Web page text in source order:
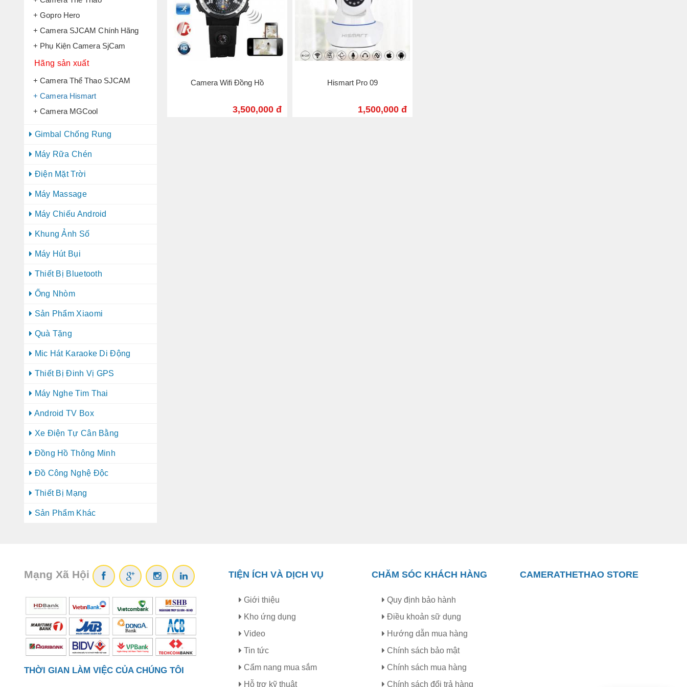
+ Gopro Hero
+ Camera SJCAM Chính Hãng
+ Phụ Kiện Camera SjCam
Hãng sản xuất
+ Camera Thể Thao SJCAM
+ Camera Hismart
+ Camera MGCool
Gimbal Chống Rung
Máy Rữa Chén
Điện Mặt Trời
Máy Massage
Máy Chiếu Android
Khung Ảnh Số
Máy Hút Bụi
Thiết Bị Bluetooth
Ống Nhòm
Sản Phẩm Xiaomi
Quà Tặng
Mic Hát Karaoke Di Động
Thiết Bị Đinh Vị GPS
Máy Nghe Tim Thai
Android TV Box
Xe Điện Tự Cân Bằng
Đồng Hồ Thông Minh
Đồ Công Nghệ Độc
Thiết Bị Mạng
Sản Phẩm Khác
Camera Wifi Đồng Hồ
3,500,000 đ
Hismart Pro 09
1,500,000 đ
Mạng Xã Hội
THỜI GIAN LÀM VIỆC CỦA CHÚNG TÔI
TIỆN ÍCH VÀ DỊCH VỤ
Giới thiệu
Kho ứng dụng
Video
Tin tức
Cẩm nang mua sắm
Hỗ trợ kỹ thuật
CHĂM SÓC KHÁCH HÀNG
Quy định bảo hành
Điều khoản sữ dụng
Hướng dẫn mua hàng
Chính sách bảo mật
Chính sách mua hàng
Chính sách đổi trả hàng
CAMERATHETHAO STORE